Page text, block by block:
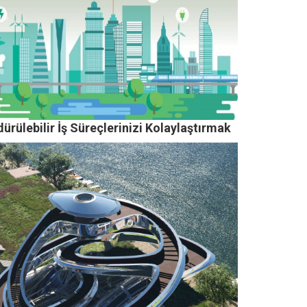
İş Süreçlerinizi Kolaylaştırmak